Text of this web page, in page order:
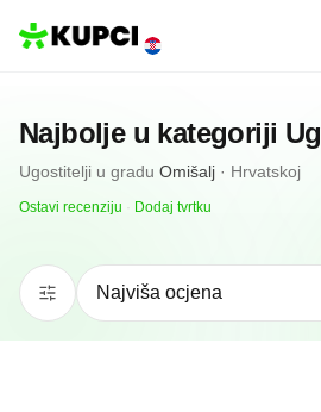
Najbolje u kategoriji
Ugostitelji u gradu Omišalj · Hrvatskoj
Ostavi recenziju · Dodaj tvrtku